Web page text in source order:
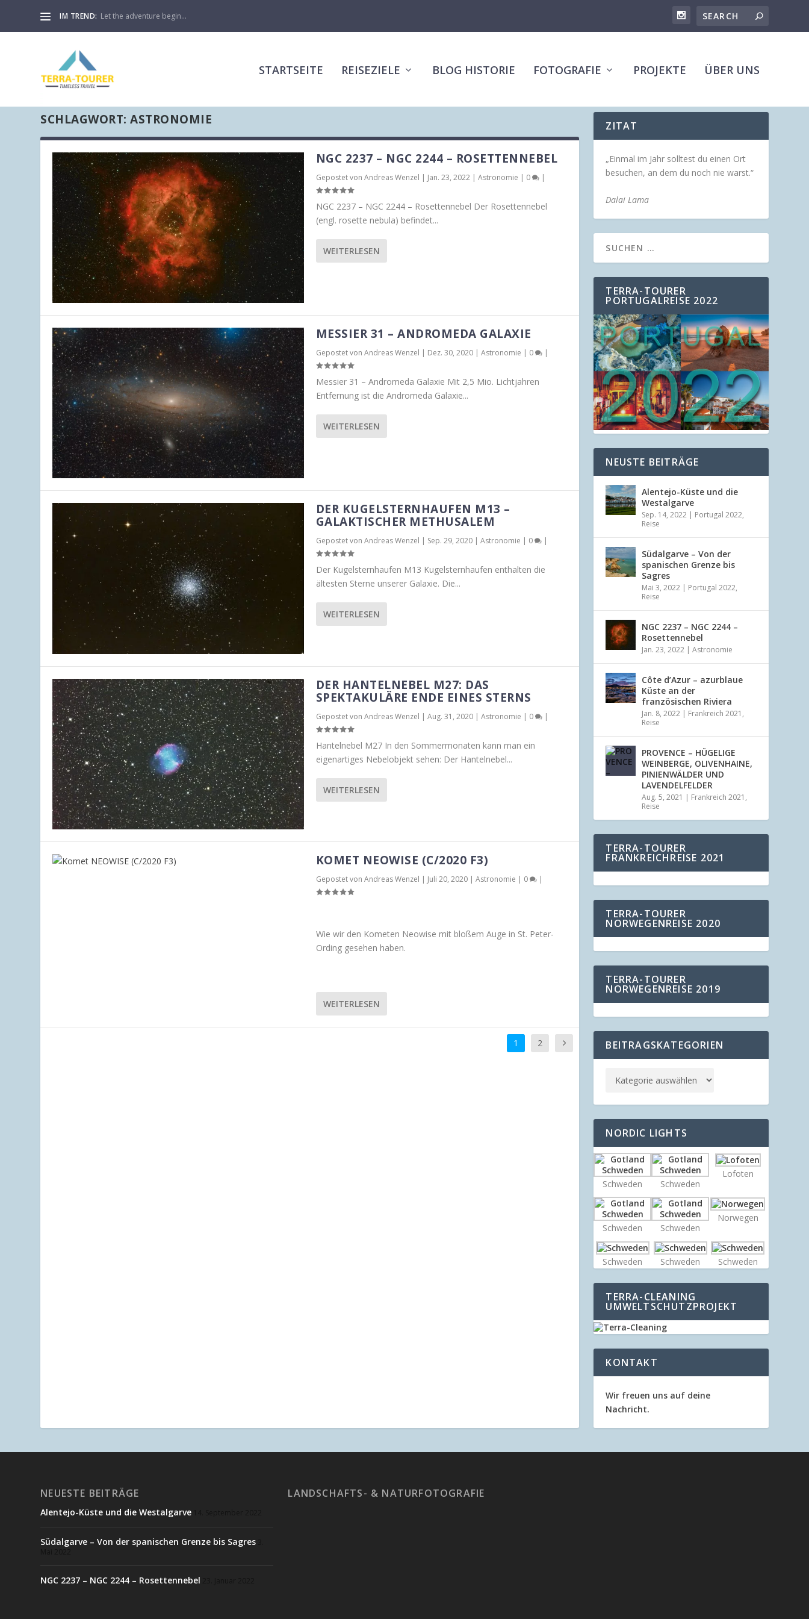
IM TREND: Let the adventure begin…
STARTSEITE REISEZIELE BLOG HISTORIE FOTOGRAFIE PROJEKTE ÜBER UNS
SCHLAGWORT:ASTRONOMIE
NGC 2237 – NGC 2244 – ROSETTENNEBEL
Gepostet von Andreas Wenzel | Jan. 23, 2022| Astronomie | 0 |
NGC 2237 – NGC 2244 – Rosettennebel Der Rosettennebel
(engl. rosette nebula) befindet...
WEITERLESEN
MESSIER 31 – ANDROMEDA GALAXIE
Gepostet von Andreas Wenzel | Dez. 30, 2020| Astronomie | 0 |
Messier 31 – Andromeda Galaxie Mit 2,5 Mio. Lichtjahren
Entfernung ist die Andromeda Galaxie...
WEITERLESEN
DER KUGELSTERNHAUFEN M13 –
GALAKTISCHER METHUSALEM
Gepostet von Andreas Wenzel Sep. 29, 2020| Astronomie 0 |
Der Kugelsternhaufen M13 Kugelsternhaufen enthalten die
ältesten Sterne unserer Galaxie. Die...
WEITERLESEN
DER HANTELNEBEL M27: DAS
SPEKTAKULÄRE ENDE EINES STERNS
Gepostet von Andreas Wenzel | Aug. 31, 2020| Astronomie | 0 |
Hantelnebel M27 In den Sommermonaten kann man ein
eigenartiges Nebelobjekt sehen: Der Hantelnebel...
WEITERLESEN
KOMET NEOWISE (C/2020 F3)
Gepostet von Andreas Wenzel | Juli 20, 2020| Astronomie | 0 |
Wie wir den Kometen Neowise mit bloßem Auge in St. Peter-
Ording gesehen haben.
WEITERLESEN
1 2
ZITAT
„Einmal im Jahr solltest du einen Ort
besuchen, an dem du noch nie warst.“
Dalai Lama
TERRA-TOURER
PORTUGALREISE 2022
NEUSTE BEITRÄGE
Alentejo-Küste und die
Westalgarve
Sep. 14, 2022 | Portugal 2022,
Reise
Südalgarve – Von der
spanischen Grenze bis
Sagres
Mai 3, 2022 | Portugal 2022,
Reise
NGC 2237 – NGC 2244 –
Rosettennebel
Jan. 23, 2022 |Astronomie
Côte d’Azur – azurblaue
Küste an der
französischen Riviera
Jan. 8, 2022 | Frankreich 2021 ,
Reise
PROVENCE – HÜGELIGE
WEINBERGE, OLIVENHAINE,
PINIENWÄLDER UND
LAVENDELFELDER
Aug. 5, 2021 | Frankreich 2021 ,
Reise
TERRA-TOURER
FRANKREICHREISE 2021
TERRA-TOURER
NORWEGENREISE 2020
TERRA-TOURER
NORWEGENREISE 2019
BEITRAGSKATEGORIEN
NORDIC LIGHTS
Schweden Schweden
Lofoten
Schweden Schweden
Norwegen
Schweden Schweden Schweden
TERRA-CLEANING
UMWELTSCHUTZPROJEKT
KONTAKT
Wir freuen uns auf deine
Nachricht.
NEUESTE BEITRÄGE
Alentejo-Küste und die Westalgarve
Südalgarve – Von der spanischen Grenze bis Sagres
NGC 2237 – NGC 2244 – Rosettennebel
LANDSCHAFTS- & NATURFOTOGRAFIE